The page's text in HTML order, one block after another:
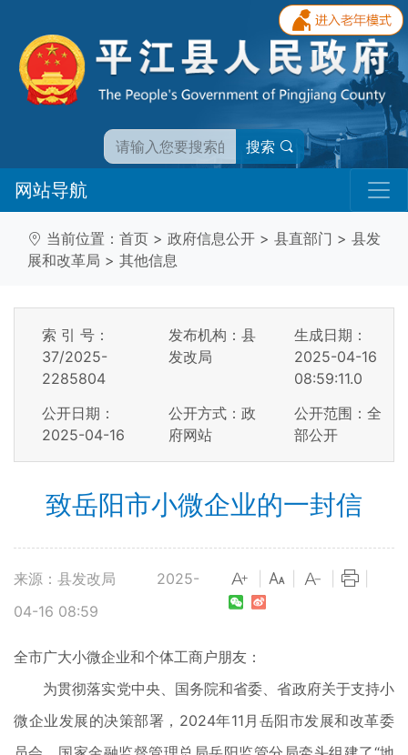
搜索
网站导航
当前位置： 首页 > 政府信息公开 > 县直部门 > 县发
展和改革局 > 其他信息
索 引 号：
37/2025-
2285804
发布机构：县
发改局
生成日期：
2025-04-16
08:59:11.0
公开日期：
2025-04-16
公开方式：政
府网站
公开范围：全
部公开
致岳阳市小微企业的一封信
来源：县发改局
2025-
04-16 08:59
全市广大小微企业和个体工商户朋友：
为贯彻落实党中央、国务院和省委、省政府关于支持小
微企业发展的决策部署，2024年11月岳阳市发展和改革委